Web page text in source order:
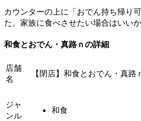
カウンターの上に「おでん持ち帰り
た。家族に食べさせたい場合はいいか
和食とおでん・真路ｎの詳細
店舗
名
【閉店】和食とおでん・真路
ジャ
ンル
和食